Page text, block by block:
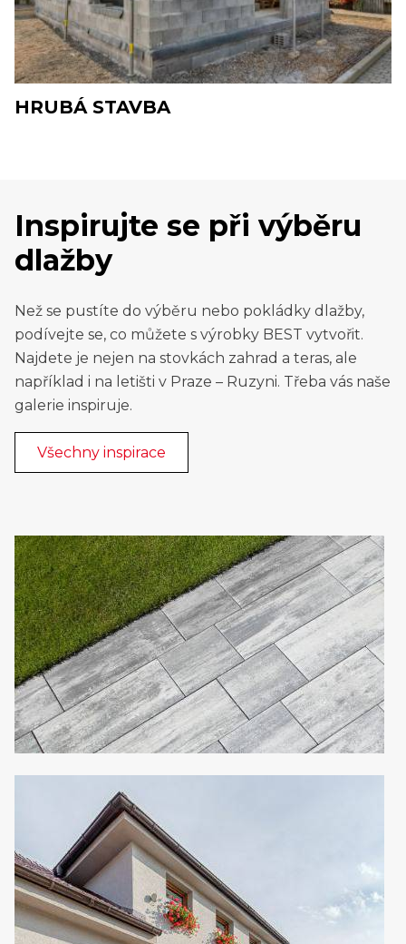
HRUBÁ STAVBA
Inspirujte se při výběru
dlažby
Než se pustíte do výběru nebo pokládky dlažby,
podívejte se, co můžete s výrobky BEST vytvořit.
Najdete je nejen na stovkách zahrad a teras, ale
například i na letišti v Praze – Ruzyni. Třeba vás naše
galerie inspiruje.
Všechny inspirace